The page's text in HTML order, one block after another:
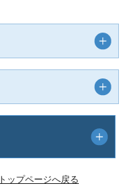
トップページへ戻る